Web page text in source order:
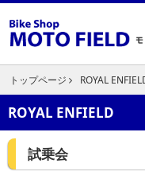
トップページ ROYAL
ROYAL ENFIELD
試乗会